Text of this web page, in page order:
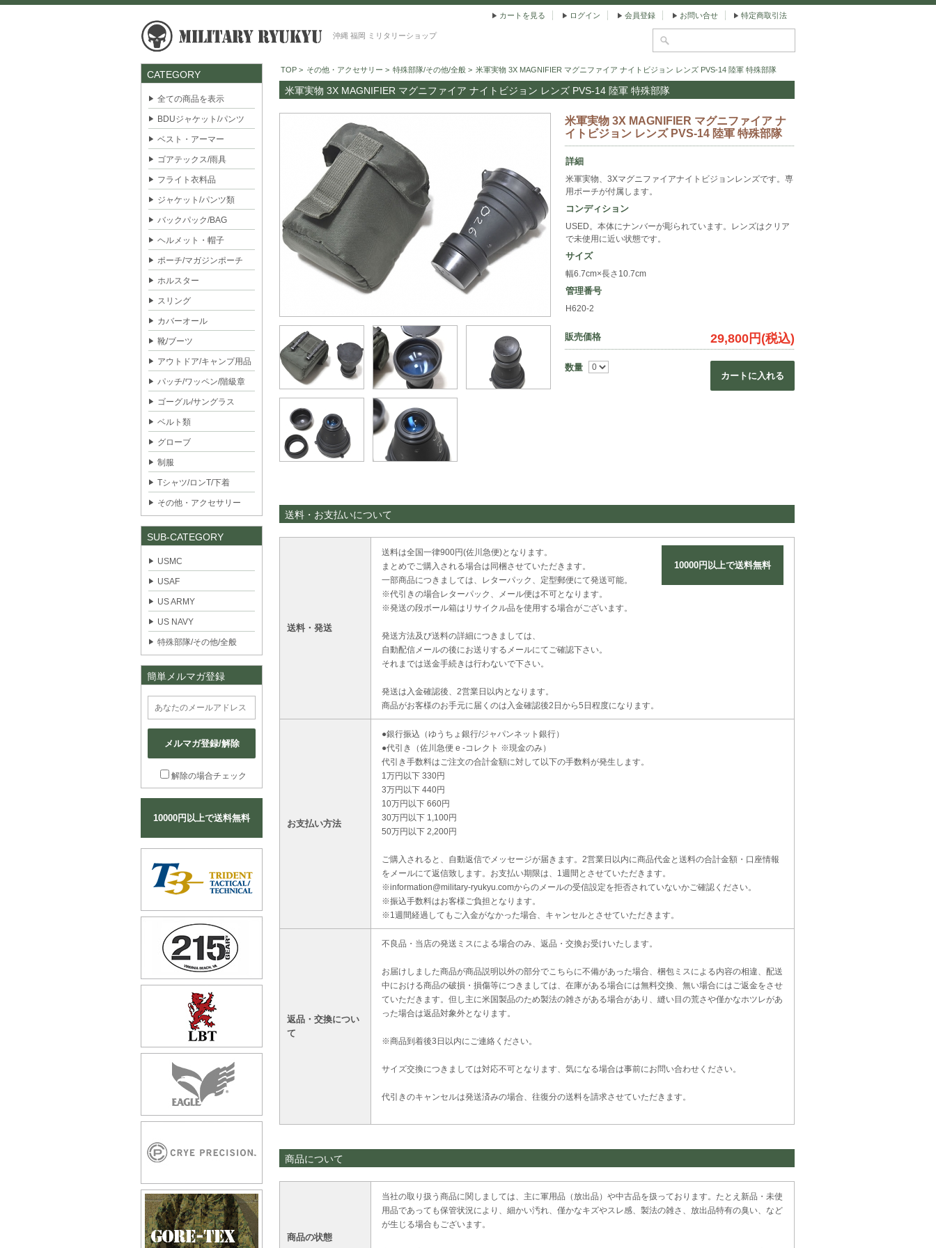
沖縄 福岡 ミリタリーショップ
カートを見る ログイン 会員登録 お問い合せ 特定商取引法
CATEGORY
全ての商品を表示
BDUジャケット/パンツ
ベスト・アーマー
ゴアテックス/雨具
フライト衣料品
ジャケット/パンツ類
バックパック/BAG
ヘルメット・帽子
ポーチ/マガジンポーチ
ホルスター
スリング
カバーオール
靴/ブーツ
アウトドア/キャンプ用品
パッチ/ワッペン/階級章
ゴーグル/サングラス
ベルト類
グローブ
制服
Tシャツ/ロンT/下着
その他・アクセサリー
SUB-CATEGORY
USMC
USAF
US ARMY
US NAVY
特殊部隊/その他/全般
簡単メルマガ登録
メルマガ登録/解除
解除の場合チェック
10000円以上で送料無料
TOP > その他・アクセサリー > 特殊部隊/その他/全般 > 米軍実物 3X MAGNIFIER マグニファイア ナイトビジョン レンズ PVS-14 陸軍 特殊部隊
米軍実物 3X MAGNIFIER マグニファイア ナイトビジョン レンズ PVS-14 陸軍 特殊部隊
米軍実物 3X MAGNIFIER マグニファイア ナ
イトビジョン レンズ PVS-14 陸軍 特殊部隊
詳細
米軍実物、3Xマグニファイアナイトビジョンレンズです。専
用ポーチが付属します。
コンディション
USED。本体にナンバーが彫られています。レンズはクリア
で未使用に近い状態です。
サイズ
幅6.7cm×長さ10.7cm
管理番号
H620-2
販売価格 29,800円(税込)
数量
カートに入れる
送料・お支払いについて
送料・発送
10000円以上で送料無料
送料は全国一律900円(佐川急便)となります。
まとめでご購入される場合は同梱させていただきます。
一部商品につきましては、レターパック、定型郵便にて発送可能。
※代引きの場合レターパック、メール便は不可となります。
※発送の段ボール箱はリサイクル品を使用する場合がございます。
発送方法及び送料の詳細につきましては、
自動配信メールの後にお送りするメールにてご確認下さい。
それまでは送金手続きは行わないで下さい。
発送は入金確認後、2営業日以内となります。
商品がお客様のお手元に届くのは入金確認後2日から5日程度になります。
お支払い方法
●銀行振込（ゆうちょ銀行/ジャパンネット銀行）
●代引き（佐川急便 e -コレクト ※現金のみ）
代引き手数料はご注文の合計金額に対して以下の手数料が発生します。
1万円以下 330円
3万円以下 440円
10万円以下 660円
30万円以下 1,100円
50万円以下 2,200円
ご購入されると、自動返信でメッセージが届きます。2営業日以内に商品代金と送料の合計金額・口座情報
をメールにて返信致します。お支払い期限は、1週間とさせていただきます。
※information@military-ryukyu.comからのメールの受信設定を拒否されていないかご確認ください。
※振込手数料はお客様ご負担となります。
※1週間経過してもご入金がなかった場合、キャンセルとさせていただきます。
返品・交換につい
て
不良品・当店の発送ミスによる場合のみ、返品・交換お受けいたします。
お届けしました商品が商品説明以外の部分でこちらに不備があった場合、梱包ミスによる内容の相違、配送
中における商品の破損・損傷等につきましては、在庫がある場合には無料交換、無い場合にはご返金をさせ
ていただきます。但し主に米国製品のため製法の雑さがある場合があり、縫い目の荒さや僅かなホツレがあ
った場合は返品対象外となります。
※商品到着後3日以内にご連絡ください。
サイズ交換につきましては対応不可となります、気になる場合は事前にお問い合わせください。
代引きのキャンセルは発送済みの場合、往復分の送料を請求させていただきます。
商品について
商品の状態
当社の取り扱う商品に関しましては、主に軍用品（放出品）や中古品を扱っております。たとえ新品・未使
用品であっても保管状況により、細かい汚れ、僅かなキズやスレ感、製法の雑さ、放出品特有の臭い、など
が生じる場合もございます。